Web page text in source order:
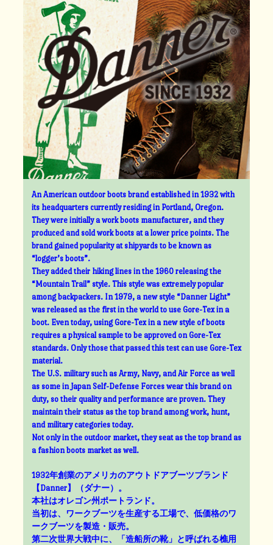
An American outdoor boots brand established in 1932 with
its headquarters currently residing in Portland, Oregon.
They were initially a work boots manufacturer, and they
produced and sold work boots at a lower price points. The
brand gained popularity at shipyards to be known as
“logger’s boots”.
They added their hiking lines in the 1960 releasing the
“Mountain Trail” style. This style was extremely popular
among backpackers. In 1979, a new style “Danner Light”
was released as the first in the world to use Gore-Tex in a
boot. Even today, using Gore-Tex in a new style of boots
requires a physical sample to be approved on Gore-Tex
standards. Only those that passed this test can use Gore-Tex
material.
The U.S. military such as Army, Navy, and Air Force as well
as some in Japan Self-Defense Forces wear this brand on
duty, so their quality and performance are proven. They
maintain their status as the top brand among work, hunt,
and military categories today.
Not only in the outdoor market, they seat as the top brand as
a fashion boots market as well.
1932年創業のアメリカのアウトドアブーツブランド
【Danner】（ダナー）。
本社はオレゴン州ポートランド。
当初は、ワークブーツを生産する工場で、低価格のワ
ークブーツを製造・販売。
第二次世界大戦中に、「造船所の靴」と呼ばれる樵用